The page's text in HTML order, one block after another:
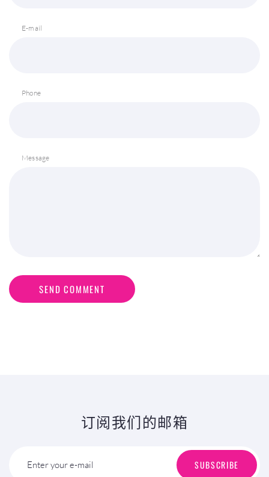
E-mail
Phone
Message
SEND COMMENT
订阅我们的邮箱
Enter your e-mail SUBSCRIBE